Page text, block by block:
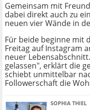
Gemeinsam mit
dabei direkt auch zu
neuen vier Wände in
Für beide beginne mit
Freitag auf Instagram
neuer
gelassen", erklärt die
schiebt unmittelbar
Followerschaft die
SOPHIA THIEL